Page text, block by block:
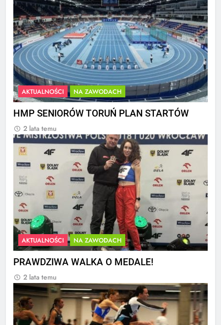
AKTUALNOŚCI NA ZAWODACH
HMP SENIORÓW TORUŃ PLAN STARTÓW
2 lata temu
AKTUALNOŚCI NA ZAWODACH
PRAWDZIWA WALKA O MEDALE!
2 lata temu